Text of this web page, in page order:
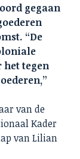
gegaan
“De
het tegen
van de
Kader
van Lilian